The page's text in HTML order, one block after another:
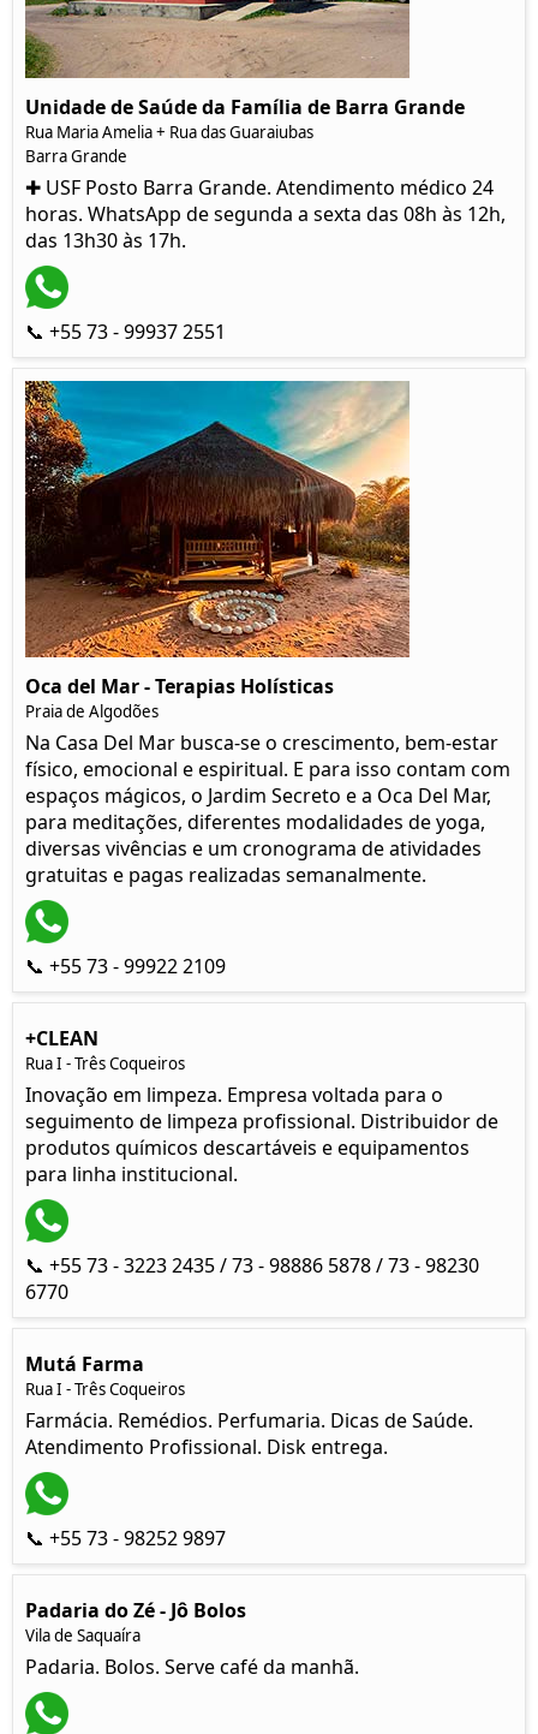
Unidade de Saúde da Família de Barra Grande
Rua Maria Amelia + Rua das Guaraiubas
Barra Grande
✚ USF Posto Barra Grande. Atendimento médico 24
horas. WhatsApp de segunda a sexta das 08h às 12h,
das 13h30 às 17h.
📞 +55 73 - 99937 2551
Oca del Mar - Terapias Holísticas
Praia de Algodões
Na Casa Del Mar busca-se o crescimento, bem-estar
físico, emocional e espiritual. E para isso contam com
espaços mágicos, o Jardim Secreto e a Oca Del Mar,
para meditações, diferentes modalidades de yoga,
diversas vivências e um cronograma de atividades
gratuitas e pagas realizadas semanalmente.
📞 +55 73 - 99922 2109
+CLEAN
Rua I - Três Coqueiros
Inovação em limpeza. Empresa voltada para o
seguimento de limpeza profissional. Distribuidor de
produtos químicos descartáveis e equipamentos
para linha institucional.
📞 +55 73 - 3223 2435 / 73 - 98886 5878 / 73 - 98230
6770
Mutá Farma
Rua I - Três Coqueiros
Farmácia. Remédios. Perfumaria. Dicas de Saúde.
Atendimento Profissional. Disk entrega.
📞 +55 73 - 98252 9897
Padaria do Zé - Jô Bolos
Vila de Saquaíra
Padaria. Bolos. Serve café da manhã.